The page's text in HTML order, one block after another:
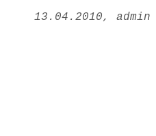
13.04.2010 admin